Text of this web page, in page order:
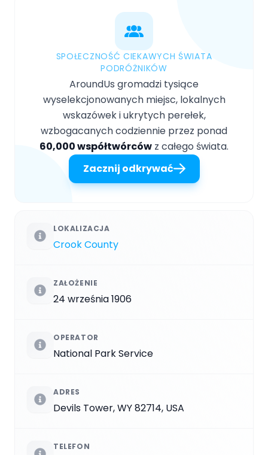
SPOŁECZNOŚĆ CIEKAWYCH ŚWIATA
PODRÓŻNIKÓW
AroundUs gromadzi tysiące
wyselekcjonowanych miejsc, lokalnych
wskazówek i ukrytych perełek,
wzbogacanych codziennie przez ponad
60,000 współtwórców z całego świata.
Zacznij odkrywać
LOKALIZACJA
Crook County
ZAŁOŻENIE
24 września 1906
OPERATOR
National Park Service
ADRES
Devils Tower, WY 82714, USA
TELEFON